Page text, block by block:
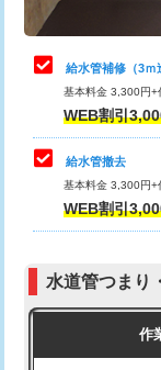
排水管工事（追
マス交換（土の掘
マス交換（深さ
マス交換（深さ50
コンクリート斫
モルタル補修（
止水・漏水調査
理・調整・分解・
止水・漏水調査
理・調整・分解
その他部品の脱着
交換・取付（タ
式）)
式・ワンホール
給水管補修（3ｍ
基本料金 3,300円
WEB割引
給水管撤去
基本料金 3,300円
WEB割引
水道管つまり
作